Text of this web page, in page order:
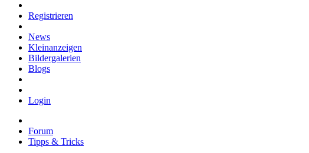
Registrieren
News
Kleinanzeigen
Bildergalerien
Blogs
Login
Forum
Tipps & Tricks